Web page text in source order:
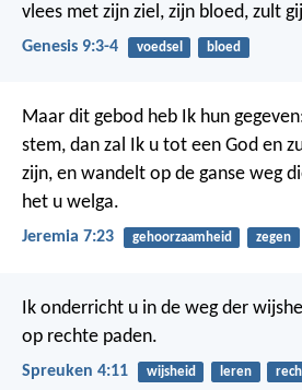
vlees met zijn ziel, zijn bloed, zult
Genesis 9:3-4 voedsel bloed
Maar dit gebod heb Ik hun
stem, dan zal Ik u tot een God en
zijn, en wandelt op de ganse weg
het u welga.
Jeremia 7:23 gehoorzaamheid zegen
Ik onderricht u in de weg der
op rechte paden.
Spreuken 4:11 wijsheid leren